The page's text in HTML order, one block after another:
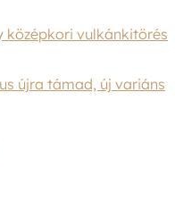
középkori vulkánkitörés
újra támad, új variáns